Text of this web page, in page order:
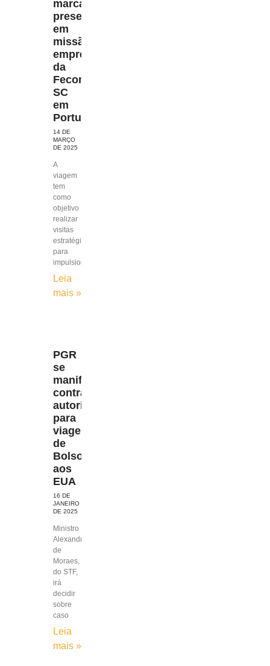
marca
presença
em
missão
empresarial
da
Fecomércio
SC
em
Portugal
14 DE
MARÇO
DE 2025
A
viagem
tem
como
objetivo
realizar
visitas
estratégicas
para
impulsionar
Leia
mais »
PGR
se
manifesta
contra
autorização
para
viagem
de
Bolsonaro
aos
EUA
16 DE
JANEIRO
DE 2025
Ministro
Alexandre
de
Moraes,
do STF,
irá
decidir
sobre
caso
Leia
mais »